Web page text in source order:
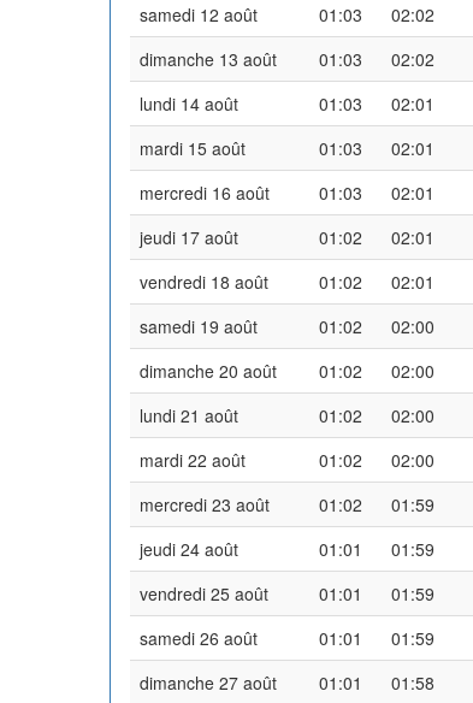
samedi 12 août
01:03 02:02
dimanche 13 août
01:03 02:02
lundi 14 août
01:03 02:01
mardi 15 août
01:03 02:01
mercredi 16 août
01:03 02:01
jeudi 17 août
01:02 02:01
vendredi 18 août
01:02 02:01
samedi 19 août
01:02 02:00
dimanche 20 août
01:02 02:00
lundi 21 août
01:02 02:00
mardi 22 août
01:02 02:00
mercredi 23 août
01:02 01:59
jeudi 24 août
01:01 01:59
vendredi 25 août
01:01 01:59
samedi 26 août
01:01 01:59
dimanche 27 août
01:01 01:58